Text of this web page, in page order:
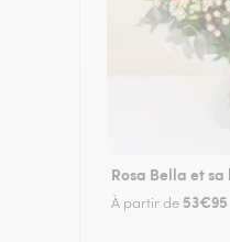
Rosa Bella et
À partir de 53€95